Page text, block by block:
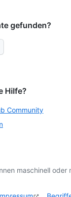
gefunden?
Hilfe?
Community
maschinell oder